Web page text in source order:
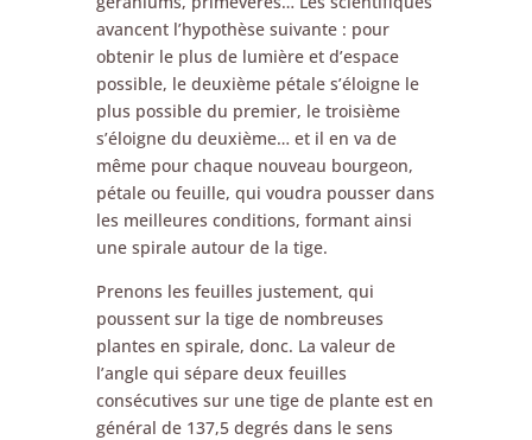
avancent l’hypothèse suivante : pour
obtenir le plus de lumière et d’espace
possible, le deuxième pétale s’éloigne le
plus possible du premier, le troisième
s’éloigne du deuxième… et il en va de
même pour chaque nouveau bourgeon,
pétale ou feuille, qui voudra pousser dans
les meilleures conditions, formant ainsi
une spirale autour de la tige.
Prenons les feuilles justement, qui
poussent sur la tige de nombreuses
plantes en spirale, donc. La valeur de
l’angle qui sépare deux feuilles
consécutives sur une tige de plante est en
général de 137,5 degrés dans le sens